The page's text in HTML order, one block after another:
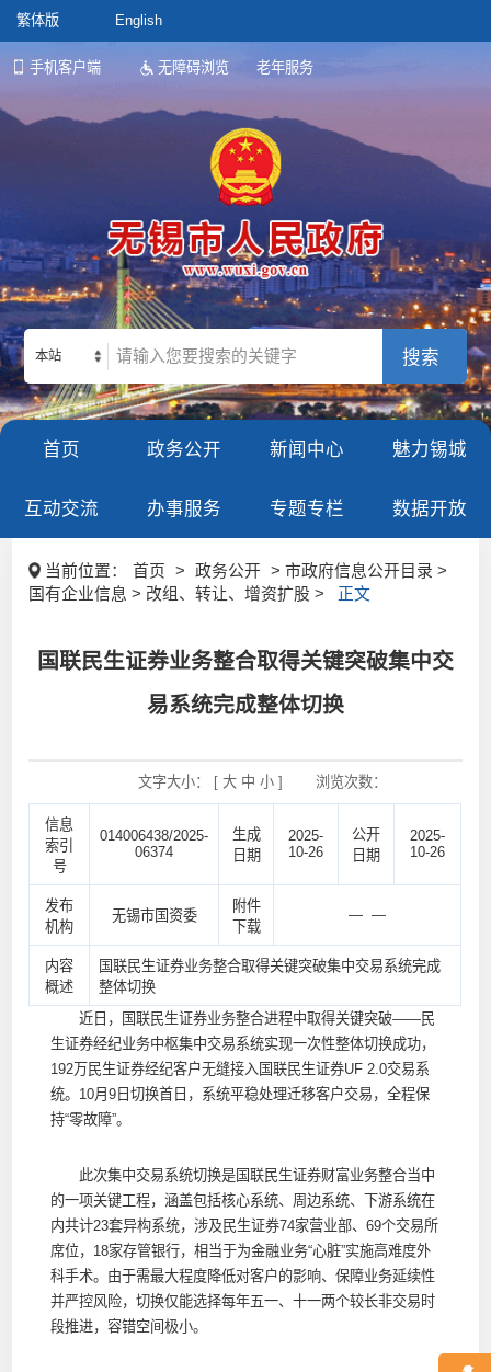
繁体版 English
手机客户端 无障碍浏览 老年服务
本站
首页 政务公开 新闻中心 魅力锡城
互动交流 办事服务 专题专栏 数据开放
当前位置： 首页 > 政务公开
> 市政府信息公开目录 >
国有企业信息 > 改组、转让、增资扩股 >
正文
国联民生证券业务整合取得关键突破集中交
易系统完成整体切换
文字大小： [ 大 中 小] 浏览次数：
信息
索引
号
014006438/2025-
06374
生成
日期
2025-
10-26
公开
日期
2025-
10-26
发布
机构
无锡市国资委
附件
下载
— —
内容
概述
国联民生证券业务整合取得关键突破集中交易系统完成
整体切换
近日，国联民生证券业务整合进程中取得关键突破——民
生证券经纪业务中枢集中交易系统实现一次性整体切换成功，
192万民生证券经纪客户无缝接入国联民生证券UF 2.0交易系
统。10月9日切换首日，系统平稳处理迁移客户交易，全程保
持“零故障”。
此次集中交易系统切换是国联民生证券财富业务整合当中
的一项关键工程，涵盖包括核心系统、周边系统、下游系统在
内共计23套异构系统，涉及民生证券74家营业部、69个交易所
席位，18家存管银行，相当于为金融业务“心脏”实施高难度外
科手术。由于需最大程度降低对客户的影响、保障业务延续性
并严控风险，切换仅能选择每年五一、十一两个较长非交易时
段推进，容错空间极小。